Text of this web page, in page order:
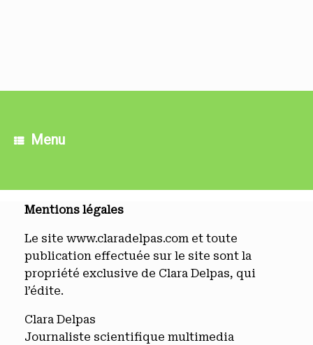
Menu
Mentions légales
Le site www.claradelpas.com et toute
publication effectuée sur le site sont la
propriété exclusive de Clara Delpas, qui
l’édite.
Clara Delpas
Journaliste scientifique multimedia